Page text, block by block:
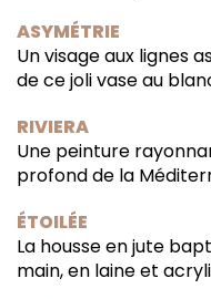
ASYMÉTRIE
Un visage aux lignes
de ce joli vase au
RIVIERA
Une peinture
profond de la
ÉTOILÉE
La housse en jute
main, en laine et